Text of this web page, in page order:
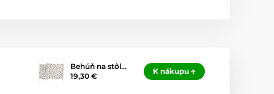
Behúň na stôl…
19,30 €
K nákupu